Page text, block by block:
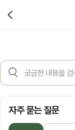
자주 묻는 질문